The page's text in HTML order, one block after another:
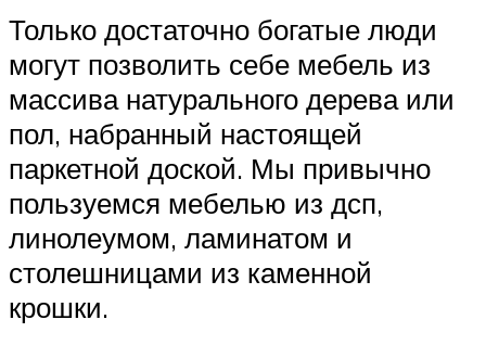
Только достаточно богатые люди
могут позволить себе мебель из
массива натурального дерева или
пол, набранный настоящей
паркетной доской. Мы привычно
пользуемся мебелью из дсп,
линолеумом, ламинатом и
столешницами из каменной
крошки.